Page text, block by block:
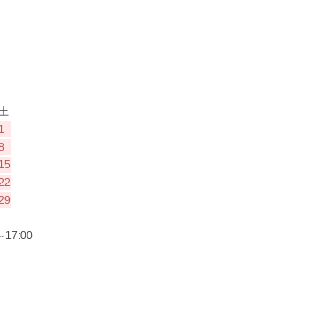
1
15
17:00